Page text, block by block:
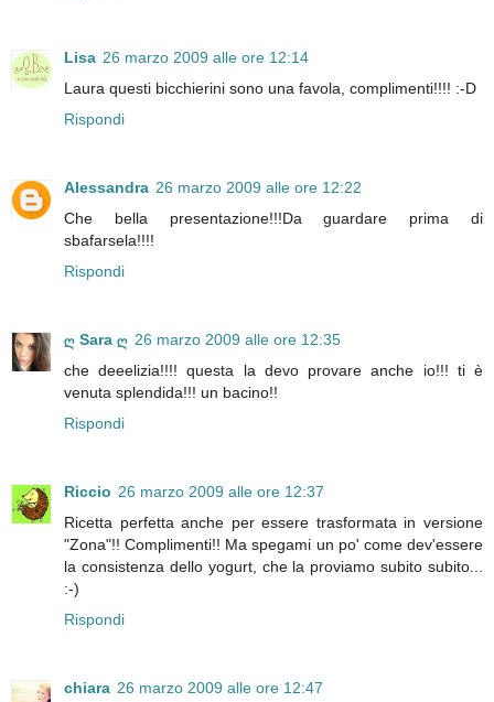
Lisa 26 marzo 2009 alle ore 12:14
Laura questi bicchierini sono una favola, complimenti!!!! :-D
Rispondi
Alessandra 26 marzo 2009 alle ore 12:22
Che bella presentazione!!!Da guardare prima di
sbafarsela!!!!
Rispondi
ღ Sara ღ 26 marzo 2009 alle ore 12:35
che deeelizia!!!! questa la devo provare anche io!!! ti è
venuta splendida!!! un bacino!!
Rispondi
Riccio 26 marzo 2009 alle ore 12:37
Ricetta perfetta anche per essere trasformata in versione
"Zona"!! Complimenti!! Ma spegami un po' come dev'essere
la consistenza dello yogurt, che la proviamo subito subito...
:-)
Rispondi
chiara 26 marzo 2009 alle ore 12:47